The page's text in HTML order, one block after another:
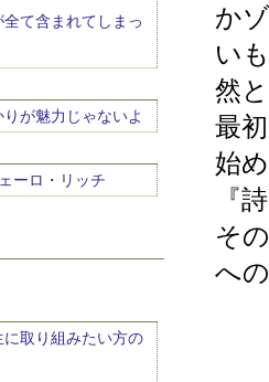
て含まれてしまっ
が魅力じゃないよ
ーロ・リッチ
取り組みたい方の
か
い
然
最
始
『
そ
へ